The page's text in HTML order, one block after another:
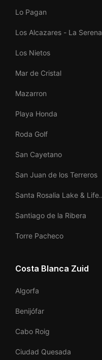
Lo Pagan
Los Alcazares - La Serena
Los Nietos
Mar de Cristal
Mazarron
Playa Honda
Roda Golf
San Cayetano
San Juan de los Terreros
Santa Rosalia Lake & Life
Santiago de la Ribera
Torre Pacheco
Costa Blanca Zuid
Algorfa
Benijófar
Cabo Roig
Ciudad Quesada